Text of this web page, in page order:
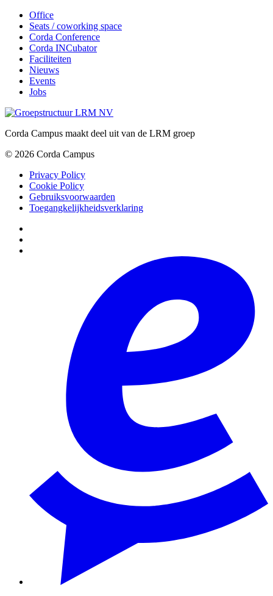
Office
Seats / coworking space
Corda Conference
Corda INCubator
Faciliteiten
Nieuws
Events
Jobs
Corda Campus maakt deel uit van de LRM groep
© 2026 Corda Campus
Privacy Policy
Cookie Policy
Gebruiksvoorwaarden
Toegangkelijkheidsverklaring